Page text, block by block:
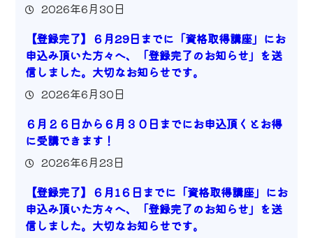
2026年6月30日
【登録完了】６月29日までに「資格取得講座」にお
申込み頂いた方々へ、「登録完了のお知らせ」を送
信しました。大切なお知らせです。
2026年6月30日
６月２６日から６月３０日までにお申込頂くとお得
に受講できます！
2026年6月23日
【登録完了】６月1６日までに「資格取得講座」にお
申込み頂いた方々へ、「登録完了のお知らせ」を送
信しました。大切なお知らせです。